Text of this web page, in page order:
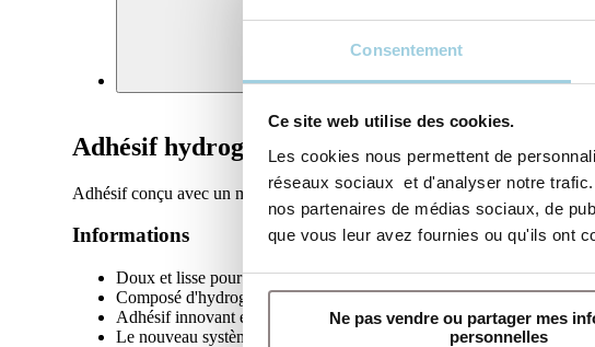
Consentement
Ce site web utilise des cookies.
Les cookies nous permettent de
réseaux sociaux et d'analyser notre
nos partenaires de médias sociaux, de
que vous leur avez fournies ou qu'ils ont
Ne pas vendre ou partager mes
personnelles
Adhésif hydrogel doux apaisant et calmant la
Adhésif conçu avec un matériau hydrogel doux qui apaise et calme la peau
Informations
Doux et lisse pour un confort nocturne
Composé d'hydrogel pour apaiser et calmer la peau afin qu'elle se
Adhésif innovant en forme de trèfle pour une application facile et un
Le nouveau système SecureFit assure une fixation audible et fiable